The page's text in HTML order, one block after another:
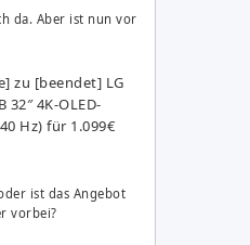
da. Aber ist nun vor
zu [beendet] LG
32″ 4K-OLED-
Hz) für 1.099€
ist das Angebot
vorbei?